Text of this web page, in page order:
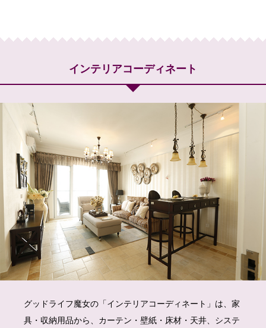
インテリアコーディネート
グッドライフ魔女の「インテリアコーディネート」は、家
具・収納用品から、カーテン・壁紙・床材・天井、システ